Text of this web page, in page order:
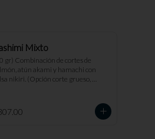
Mixto
gr) Combinación de cortes de
atún akami y hamachi con
nikiri. (Opción corte grueso,